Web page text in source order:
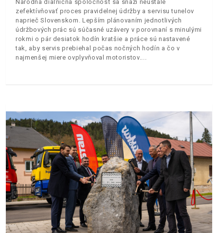
Národná diaľničná spoločnosť sa snaží neustále
zefektívňovať proces pravidelnej údržby a servisu tunelov
naprieč Slovenskom. Lepším plánovaním jednotlivých
údržbových prác sú súčasné uzávery v porovnaní s minulými
rokmi o pár desiatok hodín kratšie a práce sú nastavené
tak, aby servis prebiehal počas nočných hodín a čo v
najmenšej miere ovplyvňoval motoristov.